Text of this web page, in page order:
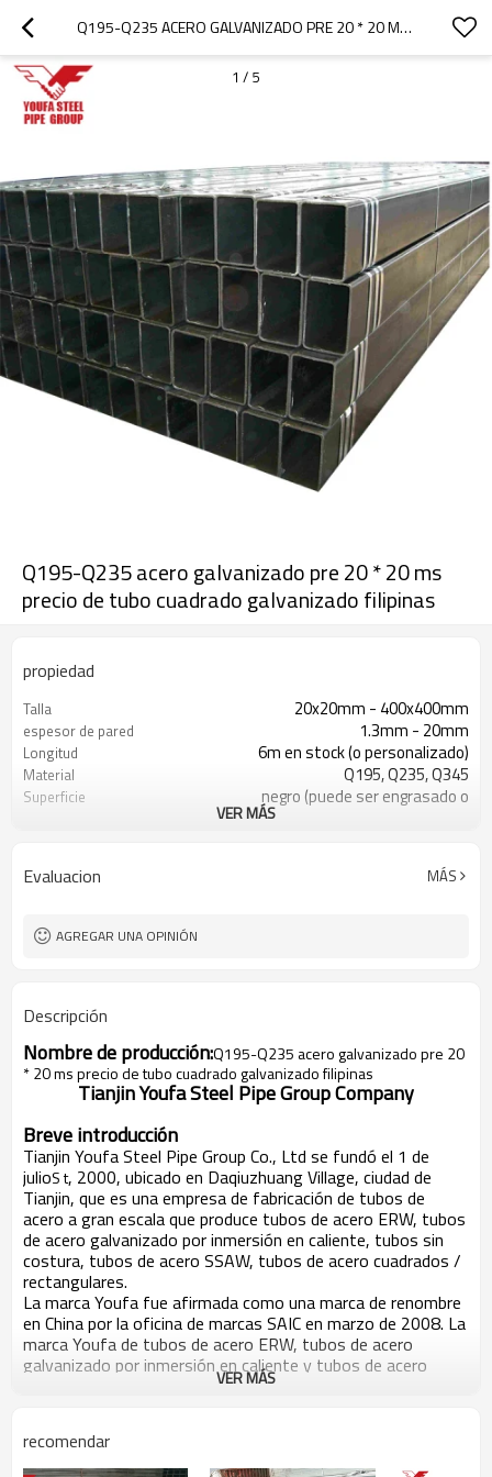
Q195-Q235 ACERO GALVANIZADO PRE 20 * 20 MS PRECIO DE TUBO CUADRADO GALVANIZADO FILIPINAS
1 / 5
Q195-Q235 acero galvanizado pre 20 * 20 ms
precio de tubo cuadrado galvanizado filipinas
propiedad
Talla 20x20mm - 400x400mm
espesor de pared 1.3mm - 20mm
Longitud 6m en stock (o personalizado)
Material Q195, Q235, Q345
Superficie
negro (puede ser engrasado o
exportación de pvc
Estándar ASTM A53 Gr. A B C
VER MÁS
Evaluacion MÁS
AGREGAR UNA OPINIÓN
Descripción
Nombre de producción:Q195-Q235 acero galvanizado pre 20
* 20 ms precio de tubo cuadrado galvanizado filipinas
Tianjin Youfa Steel Pipe Group Company
Breve introducción
Tianjin Youfa Steel Pipe Group Co., Ltd se fundó el 1 de
julioS t, 2000, ubicado en Daqiuzhuang Village, ciudad de
Tianjin, que es una empresa de fabricación de tubos de
acero a gran escala que produce tubos de acero ERW, tubos
de acero galvanizado por inmersión en caliente, tubos sin
costura, tubos de acero SSAW, tubos de acero cuadrados /
rectangulares.
La marca Youfa fue afirmada como una marca de renombre
en China por la oficina de marcas SAIC en marzo de 2008. La
marca Youfa de tubos de acero ERW, tubos de acero
galvanizado por inmersión en caliente y tubos de acero
SSAW ha sido galardonada por Tianjin como "producto de
sido calificado como las 500 mejores empresas de China en
la misma industria, y como las 500 principales empresas
VER MÁS
recomendar